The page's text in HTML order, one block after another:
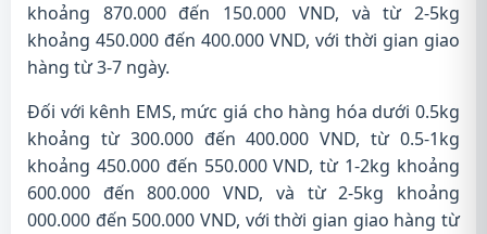
khoảng 870.000 đến 150.000 VND, và từ 2-5kg
khoảng 450.000 đến 400.000 VND, với thời gian giao
hàng từ 3-7 ngày.
Đối với kênh EMS, mức giá cho hàng hóa dưới 0.5kg
khoảng từ 300.000 đến 400.000 VND, từ 0.5-1kg
khoảng 450.000 đến 550.000 VND, từ 1-2kg khoảng
600.000 đến 800.000 VND, và từ 2-5kg khoảng
000.000 đến 500.000 VND, với thời gian giao hàng từ